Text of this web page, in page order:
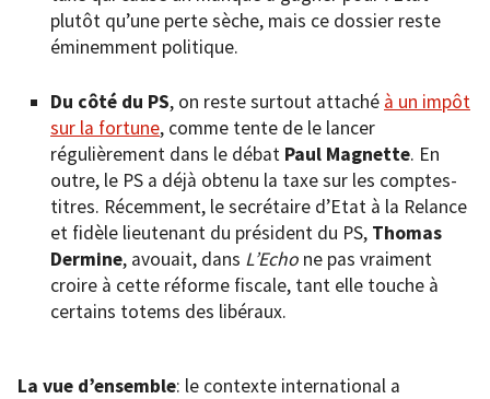
plutôt qu’une perte sèche, mais ce dossier reste
éminemment politique.
Du côté du PS, on reste surtout attaché à un impôt
sur la fortune, comme tente de le lancer
régulièrement dans le débat Paul Magnette. En
outre, le PS a déjà obtenu la taxe sur les comptes-
titres. Récemment, le secrétaire d’Etat à la Relance
et fidèle lieutenant du président du PS, Thomas
Dermine, avouait, dans L’Echo ne pas vraiment
croire à cette réforme fiscale, tant elle touche à
certains totems des libéraux.
La vue d’ensemble: le contexte international a